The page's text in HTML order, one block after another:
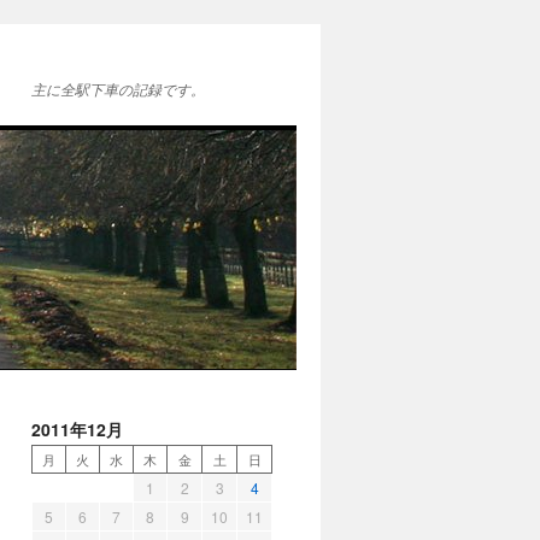
主に全駅下車の記録です。
2011年12月
月 火 水 木 金 土 日
1 2 3
4
5
6 7 8 9 10
11